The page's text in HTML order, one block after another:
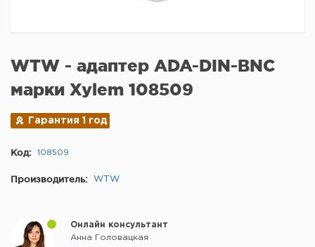
WTW - адаптер ADA-DIN-BNC
марки Xylem 108509
Гарантия 1 год
Код: 108509
Производитель: WTW
Онлайн консультант
Анна Головацкая